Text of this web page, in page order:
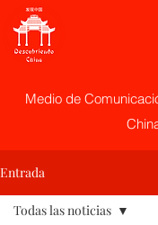
Medio de
Entrada
Todas las noticias